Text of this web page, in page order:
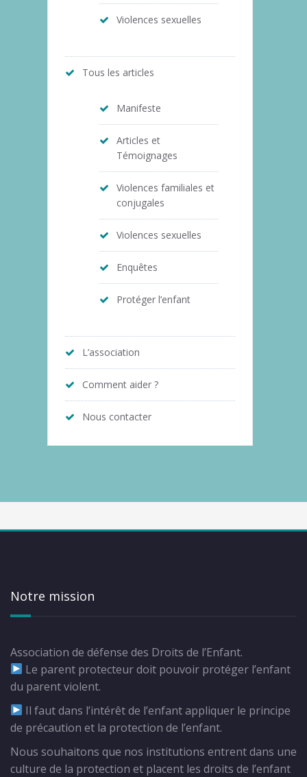
Violences sexuelles
Tous les articles
Manifeste
Articles et
Témoignages
Violences familiales et
conjugales
Violences sexuelles
Enquêtes
Protéger l’enfant
L’association
Comment aider ?
Nous contacter
Notre mission
Association de défense des Droits de l’Enfant.
Le parent protecteur doit pouvoir protéger l’enfant
du parent violent.
Il faut dans l’intérêt de l’enfant appliquer le principe
de précaution et la protection de l’enfant.
Nous souhaitons que nos institutions entrent dans une
culture de la protection et placent les droits de l’enfant